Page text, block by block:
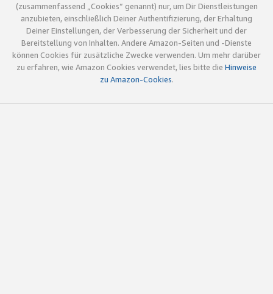
(zusammenfassend „Cookies“ genannt) nur, um Dir Dienstleistungen
anzubieten, einschließlich Deiner Authentifizierung, der Erhaltung
Deiner Einstellungen, der Verbesserung der Sicherheit und der
Bereitstellung von Inhalten. Andere Amazon-Seiten und -Dienste
können Cookies für zusätzliche Zwecke verwenden. Um mehr darüber
zu erfahren, wie Amazon Cookies verwendet, lies bitte die Hinweise
zu Amazon-Cookies.